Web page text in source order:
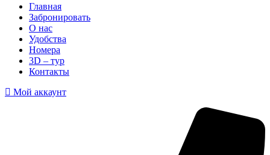
Главная
Забронировать
О нас
Удобства
Номера
3D – тур
Контакты
Мой аккаунт